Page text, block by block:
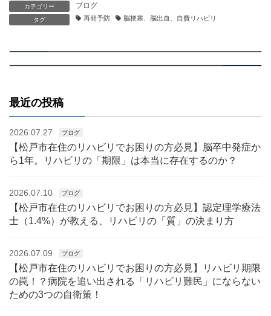
カテゴリー ブログ
タグ 再発予防 脳梗塞、脳出血、自費リハビリ
【認定理学療法士監修】パーキンソン病の固縮―「筋肉のブレーキ」が動きを縛るとき
最近の投稿
2026.07.27 ブログ
【松戸市在住のリハビリでお困りの方必見】脳卒中発症か
ら1年。リハビリの「期限」は本当に存在するのか？
2026.07.10 ブログ
【松戸市在住のリハビリでお困りの方必見】認定理学療法
士（1.4%）が教える、リハビリの「質」の決まり方
2026.07.09 ブログ
【松戸市在住のリハビリでお困りの方必見】リハビリ期限
の罠！？病院を追い出される「リハビリ難民」にならない
ための3つの自衛策！